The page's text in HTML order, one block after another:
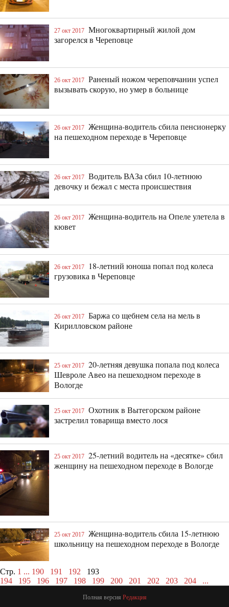
27 окт 2017 Многоквартирный жилой дом
загорелся в Череповце
26 окт 2017 Раненый ножом череповчанин успел
вызывать скорую, но умер в больнице
26 окт 2017 Женщина-водитель сбила пенсионерку
на пешеходном переходе в Череповце
26 окт 2017 Водитель ВАЗа сбил 10-летнюю
девочку и бежал с места происшествия
26 окт 2017 Женщина-водитель на Опеле улетела в
кювет
26 окт 2017
18-летний юноша попал под колеса
грузовика в Череповце
26 окт 2017 Баржа со щебнем села на мель в
Кирилловском районе
25 окт 2017 20-летняя девушка попала под колеса
Шевроле Авео на пешеходном переходе в
Вологде
25 окт 2017 Охотник в Вытегорском районе
застрелил товарища вместо лося
25 окт 2017 25-летний водитель на «десятке» сбил
женщину на пешеходном переходе в Вологде
25 окт 2017 Женщина-водитель сбила 15-летнюю
школьницу на пешеходном переходе в Вологде
Стр. 1 ... 190 191 192 193
194
195 196 197 198 199 200 201 202 203 204 ...
Полная версия Редакция